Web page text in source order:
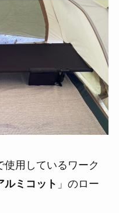
使用しているワーク
ルミコット 」のロー